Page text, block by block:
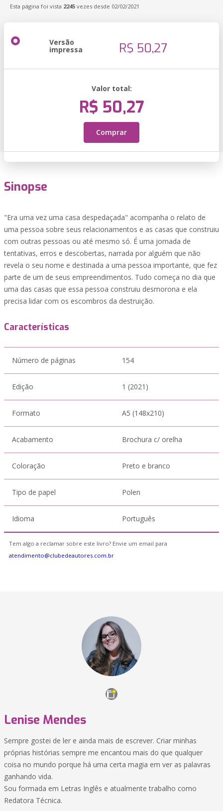
Esta página foi vista 2245 vezes desde 02/02/2021
Versão
impressa R$ 50,27
Valor total:
R$ 50,27
Comprar
Sinopse
"Era uma vez uma casa despedaçada" acompanha o relato de
uma pessoa sobre seus relacionamentos e as casas que construiu
com outras pessoas ou até mesmo só. É uma jornada de
tentativas, erros e descobertas, narrada por alguém que não
revela o seu nome e destinada a uma pessoa importante, que fez
parte de um de seus empreendimentos. Tudo começa no dia que
uma das casas que essa pessoa construiu desmorona e ela
precisa lidar com os escombros da destruição.
Características
Número de páginas 154
Edição 1 (2021)
Formato A5 (148x210)
Acabamento Brochura c/ orelha
Coloração Preto e branco
Tipo de papel Polen
Idioma Português
Tem algo a reclamar sobre este livro? Envie um email para
atendimento@clubedeautores.com.br
Lenise Mendes
Sempre gostei de ler e ainda mais de escrever. Criar minhas
próprias histórias sempre me encantou mais do que qualquer
coisa no mundo porque há uma certa magia em ver as palavras
ganhando vida.
Sou formada em Letras Inglês e atualmente trabalho como
Redatora Técnica.